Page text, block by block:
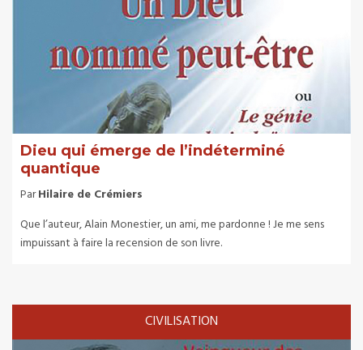
Dieu qui émerge de l’indéterminé
quantique
ParHilaire de Crémiers
Que l’auteur, Alain Monestier, un ami, me pardonne ! Je me sens
impuissant à faire la recension de son livre.
CIVILISATION